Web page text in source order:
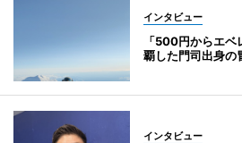
インタビュー
「500円からエ
覇した門司出身の
インタビュー